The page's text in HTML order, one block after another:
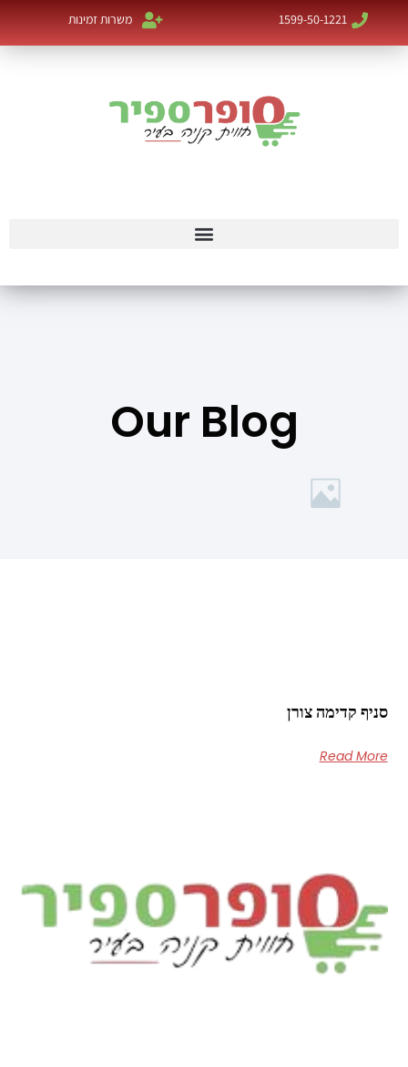
1599-50-1221 משרות זמינות
Our Blog
סניף קדימה צורן
Read More